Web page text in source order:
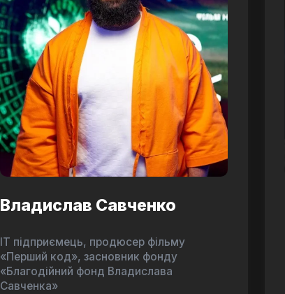
Владислав Савченко
ІТ підприємець, продюсер фільму
«Перший код», засновник фонду
«Благодійний фонд Владислава
Савченка»